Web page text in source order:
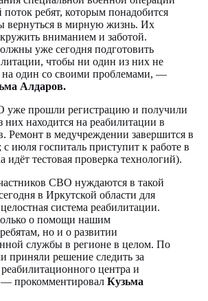
поток ребят, которым понадобится
вернуться в мирную жизнь. Их
вниманием и заботой.
уже сегодня подготовить
чтобы ни один из них не
на один со своими проблемами, —
Алдаров.
уже прошли регистрацию и получили
находится на реабилитации в
Ремонт в медучреждении завершится в
июля госпиталь приступит к работе в
идёт тестовая проверка технологий).
СВО нуждаются в такой
в Иркутской области для
система реабилитации.
о помощи нашим
но и о развитии
службы в регионе в целом. По
приняли решение следить за
реабилитационного центра и
— прокомментировал Кузьма